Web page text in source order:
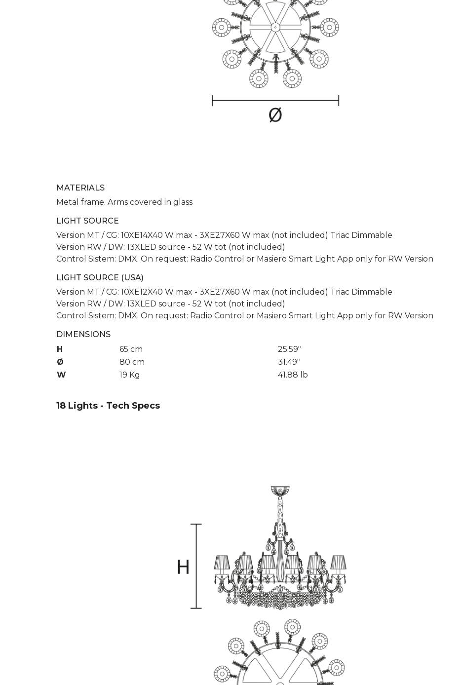
MATERIALS
Metal frame. Arms covered in glass
LIGHT SOURCE
Version MT / CG: 10XE14X40 W max - 3XE27X60 W max (not included) Triac Dimmable
Version RW / DW: 13XLED source - 52 W tot (not included)
Control Sistem: DMX. On request: Radio Control or Masiero Smart Light App only for RW Version
LIGHT SOURCE (USA)
Version MT / CG: 10XE12X40 W max - 3XE27X60 W max (not included) Triac Dimmable
Version RW / DW: 13XLED source - 52 W tot (not included)
Control Sistem: DMX. On request: Radio Control or Masiero Smart Light App only for RW Version
DIMENSIONS
H
65 cm
25.59''
Ø
80 cm
31.49''
W
19 Kg 41.88 lb
18 Lights - Tech Specs